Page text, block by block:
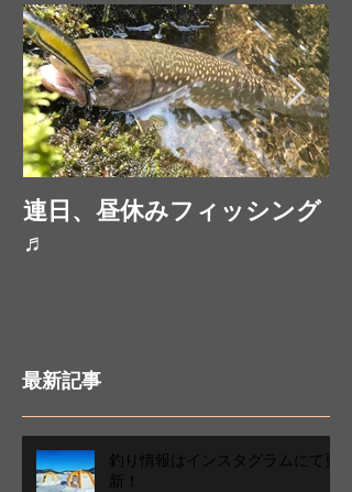
連日、昼休みフィッシング
♬
最新記事
釣り情報はインスタグラムにて更
新！